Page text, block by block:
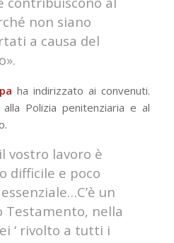
non siano
a causa del
ha indirizzato ai convenuti.
Polizia penitenziaria e al
vostro lavoro è
difficile e poco
un
Testamento, nella
‘ rivolto a tutti i